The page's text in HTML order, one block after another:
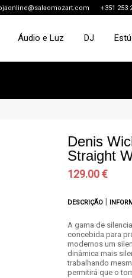
+351 253
Áudio e Luz DJ
Denis
Straight
129.00 €
DESCRIÇÃO |
A gama de
concebida para
modernos um
dinâmica mais
trabalhando
permitirá que o